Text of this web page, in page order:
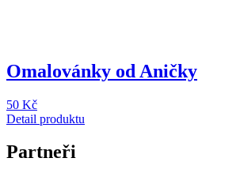
Omalovánky od Aničky
50 Kč
Detail produktu
Partneři